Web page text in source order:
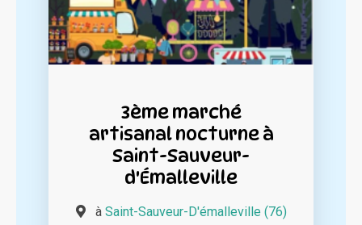
3ème marché
artisanal nocturne à
Saint-Sauveur-
d'Émalleville
à Saint-Sauveur-D'émalleville (76)